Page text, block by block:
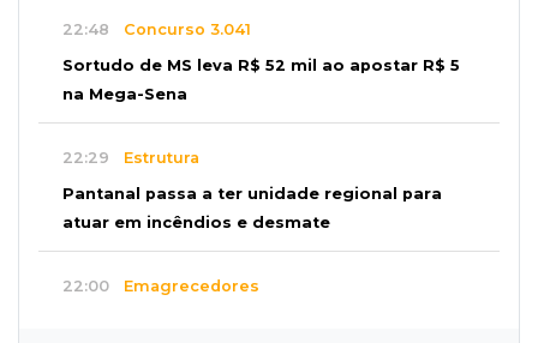
22:48 Concurso 3.041
Sortudo de MS leva R$ 52 mil ao apostar R$ 5
na Mega-Sena
22:29 Estrutura
Pantanal passa a ter unidade regional para
atuar em incêndios e desmate
22:00 Emagrecedores